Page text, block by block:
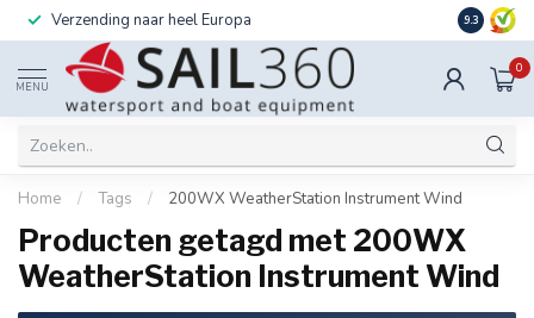
Verzending naar heel Europa Ook
9.3
MENU
0
Home / Tags / 200WX WeatherStation Instrument Wind
Producten getagd met 200WX
WeatherStation Instrument Wind